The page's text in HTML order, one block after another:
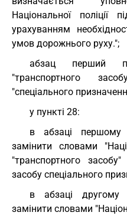
Національної
урахуванням
умов дорожнього руху.";
абзац перший
"транспортного
"спеціального
у пункті 28:
в абзаці першому
замінити словами
"транспортного
засобу спеціального
в абзаці другому
замінити словами